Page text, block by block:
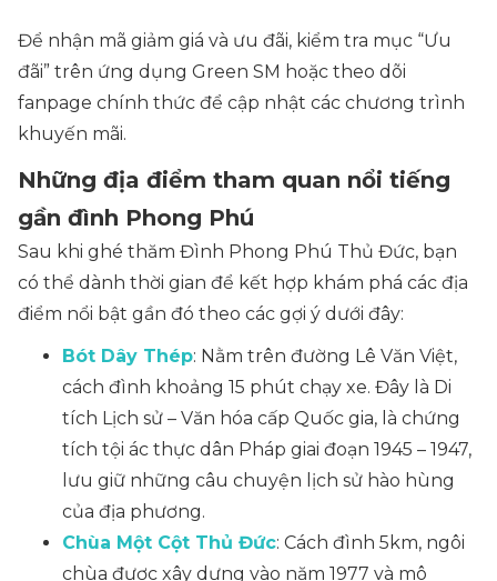
Để nhận mã giảm giá và ưu đãi, kiểm tra mục “Ưu
đãi” trên ứng dụng Green SM hoặc theo dõi
fanpage chính thức để cập nhật các chương trình
khuyến mãi.
Những địa điểm tham quan nổi tiếng
gần đình Phong Phú
Sau khi ghé thăm Đình Phong Phú Thủ Đức, bạn
có thể dành thời gian để kết hợp khám phá các địa
điểm nổi bật gần đó theo các gợi ý dưới đây:
Bót Dây Thép: Nằm trên đường Lê Văn Việt,
cách đình khoảng 15 phút chạy xe. Đây là Di
tích Lịch sử – Văn hóa cấp Quốc gia, là chứng
tích tội ác thực dân Pháp giai đoạn 1945 – 1947,
lưu giữ những câu chuyện lịch sử hào hùng
của địa phương.
Chùa Một Cột Thủ Đức: Cách đình 5km, ngôi
chùa được xây dựng vào năm 1977 và mô